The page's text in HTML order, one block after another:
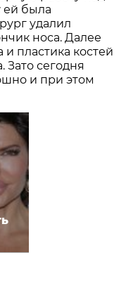
ей была
удалил
носа. Далее
пластика костей
сегодня
и при этом